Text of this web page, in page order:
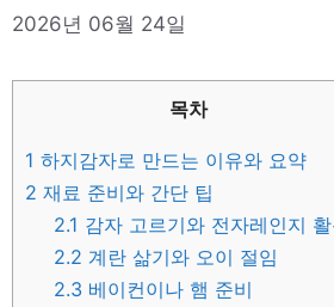
2026년 06월 24일
목차
1 하지감자로 만드는 이유와 요약
2 재료 준비와 간단 팁
2.1 감자 고르기와 전자레인지
2.2 계란 삶기와 오이 절임
2.3 베이컨이나 햄 준비